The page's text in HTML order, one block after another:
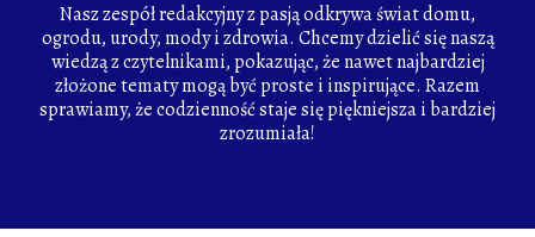
Nasz zespół redakcyjny z pasją odkrywa świat domu,
ogrodu, urody, mody i zdrowia. Chcemy dzielić się naszą
wiedzą z czytelnikami, pokazując, że nawet najbardziej
złożone tematy mogą być proste i inspirujące. Razem
sprawiamy, że codzienność staje się piękniejsza i bardziej
zrozumiała!